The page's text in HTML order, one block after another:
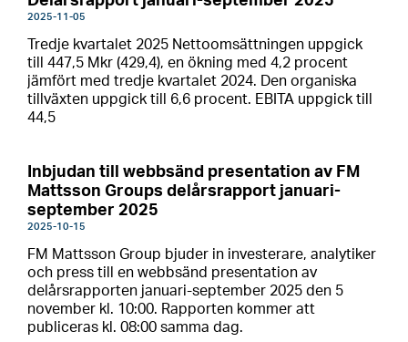
2025-11-05
Tredje kvartalet 2025 Nettoomsättningen uppgick
till 447,5 Mkr (429,4), en ökning med 4,2 procent
jämfört med tredje kvartalet 2024. Den organiska
tillväxten uppgick till 6,6 procent. EBITA uppgick till
44,5
Inbjudan till webbsänd presentation av FM
Mattsson Groups delårsrapport januari-
september 2025
2025-10-15
FM Mattsson Group bjuder in investerare, analytiker
och press till en webbsänd presentation av
delårsrapporten januari-september 2025 den 5
november kl. 10:00. Rapporten kommer att
publiceras kl. 08:00 samma dag.